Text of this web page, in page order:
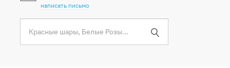
написать письмо